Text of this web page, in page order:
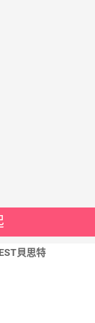
貝思特